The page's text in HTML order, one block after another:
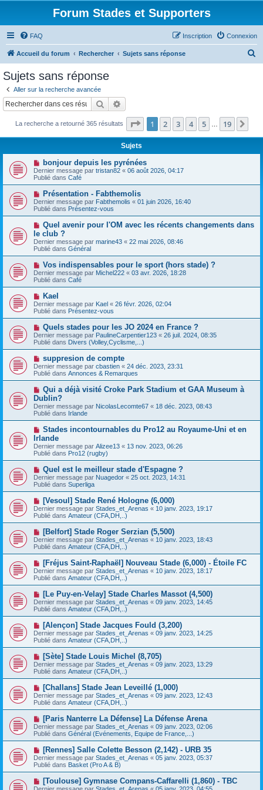
Forum Stades et Supporters
FAQ Connexion
Inscription
Accueil du forum Rechercher Sujets sans réponse
c
Sujets sans réponse
Aller sur la recherche avancée
Rechercher
La recherche a retourné 365 résultats Page 1sur19
1 2 3 4 5 19
Sujets
N
o
u
v
e
a
u
m
e
s
s
a
g
e
bonjour depuis les pyrénées
Dernier message par tristan82 « 06 août 2026, 04:17
Publié dans Café
N
o
u
v
a
u
m
e
s
s
g
e
Présentation - Fabthemolis
Dernier message par Fabthemolis « 01 juin 2026, 16:40
Publié dans Présentez-vous
N
u
v
e
a
u
m
e
s
s
a
g
e
Quel avenir pour l'OM avec les récents changements dans
le club ?
Dernier message par marine43 « 22 mai 2026, 08:46
Publié dans Général
N
o
u
v
e
a
u
m
e
s
s
a
g
Vos indispensables pour le sport (hors stade) ?
Dernier message par Michel222 « 03 avr. 2026, 18:28
Publié dans Café
N
o
u
v
a
u
m
e
s
s
a
g
e
Kael
Dernier message par Kael « 26 févr. 2026, 02:04
Publié dans Présentez-vous
N
o
u
v
a
u
m
e
s
s
a
g
e
Quels stades pour les JO 2024 en France ?
Dernier message par PaulineCarpentier123 « 26 juil. 2024, 08:35
Publié dans Divers (Volley,Cyclisme,...)
N
o
u
v
a
u
m
e
s
s
a
g
e
suppresion de compte
Dernier message par cbastien « 24 déc. 2023, 23:31
Publié dans Annonces & Remarques
N
u
v
e
a
u
m
e
s
a
g
e
Qui a déjà visité Croke Park Stadium et GAA Museum à
Dublin?
Dernier message par NicolasLecomte67 « 18 déc. 2023, 08:43
Publié dans Irlande
N
o
u
v
e
a
u
m
e
s
s
a
g
e
Stades incontournables du Pro12 au Royaume-Uni et en
Irlande
Dernier message par Alizee13 « 13 nov. 2023, 06:26
Publié dans Pro12 (rugby)
N
o
u
v
e
u
m
e
s
a
g
e
Quel est le meilleur stade d'Espagne ?
Dernier message par Nuagedor « 25 oct. 2023, 14:31
Publié dans Superliga
N
o
u
v
e
u
m
e
s
a
g
e
[Vesoul] Stade René Hologne (6,000)
Dernier message par Stades_et_Arenas « 10 janv. 2023, 19:17
Publié dans Amateur (CFA,DH,..)
N
o
u
v
e
u
m
e
s
a
g
e
[Belfort] Stade Roger Serzian (5,500)
Dernier message par Stades_et_Arenas « 10 janv. 2023, 18:43
Publié dans Amateur (CFA,DH,..)
N
o
u
v
e
u
m
e
s
a
g
e
[Fréjus Saint-Raphaël] Nouveau Stade (6,000) - Étoile FC
Dernier message par Stades_et_Arenas « 10 janv. 2023, 18:17
Publié dans Amateur (CFA,DH,..)
N
o
u
v
e
u
m
e
s
a
g
e
[Le Puy-en-Velay] Stade Charles Massot (4,500)
Dernier message par Stades_et_Arenas « 09 janv. 2023, 14:45
Publié dans Amateur (CFA,DH,..)
N
o
u
v
e
u
m
e
s
a
g
e
[Alençon] Stade Jacques Fould (3,200)
Dernier message par Stades_et_Arenas « 09 janv. 2023, 14:25
Publié dans Amateur (CFA,DH,..)
N
o
u
v
e
u
m
e
s
a
g
e
[Sète] Stade Louis Michel (8,705)
Dernier message par Stades_et_Arenas « 09 janv. 2023, 13:29
Publié dans Amateur (CFA,DH,..)
N
o
u
v
e
u
m
e
s
a
g
e
[Challans] Stade Jean Leveillé (1,000)
Dernier message par Stades_et_Arenas « 09 janv. 2023, 12:43
Publié dans Amateur (CFA,DH,..)
N
o
u
v
e
u
m
e
s
[Paris Nanterre La Défense] La Défense Arena
Dernier message par Stades_et_Arenas « 09 janv. 2023, 02:06
Publié dans Général (Evénements, Equipe de France,...)
N
o
u
v
e
[Rennes] Salle Colette Besson (2,142) - URB 35
Dernier message par Stades_et_Arenas « 05 janv. 2023, 05:37
Publié dans Basket (Pro A & B)
N
o
[Toulouse] Gymnase Compans-Caffarelli (1,860) - TBC
Dernier message par Stades_et_Arenas « 05 janv. 2023, 04:55